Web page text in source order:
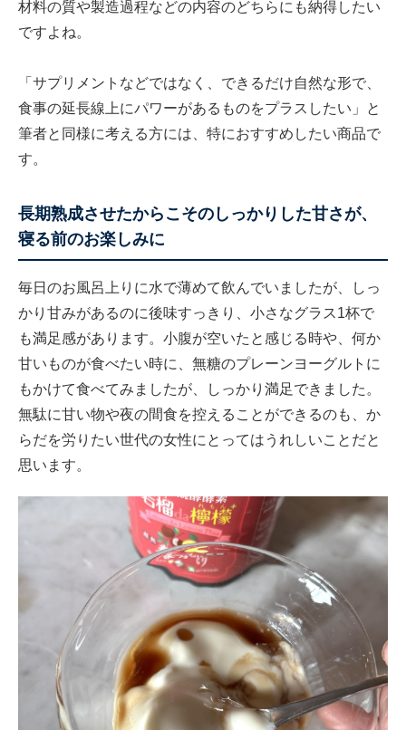
材料の質や製造過程などの内容のどちらにも納得したい
ですよね。
「サプリメントなどではなく、できるだけ自然な形で、
食事の延長線上にパワーがあるものをプラスしたい」と
筆者と同様に考える方には、特におすすめしたい商品で
す。
長期熟成させたからこそのしっかりした甘さが、
寝る前のお楽しみに
毎日のお風呂上りに水で薄めて飲んでいましたが、しっ
かり甘みがあるのに後味すっきり、小さなグラス1杯で
も満足感があります。小腹が空いたと感じる時や、何か
甘いものが食べたい時に、無糖のプレーンヨーグルトに
もかけて食べてみましたが、しっかり満足できました。
無駄に甘い物や夜の間食を控えることができるのも、か
らだを労りたい世代の女性にとってはうれしいことだと
思います。